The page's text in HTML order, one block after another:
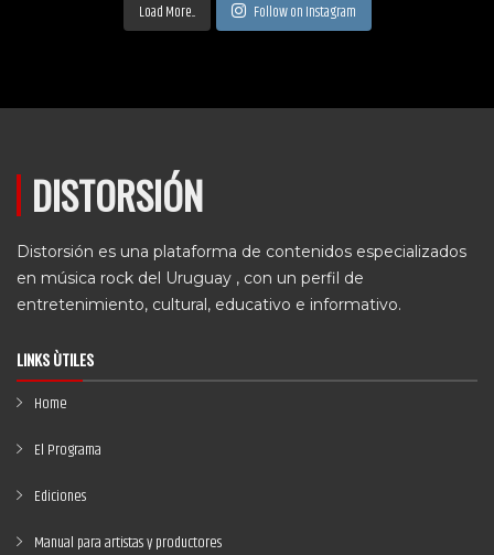
Load More... Follow on Instagram
DISTORSIÓN
Distorsión es una plataforma de contenidos especializados
en música rock del Uruguay , con un perfil de
entretenimiento, cultural, educativo e informativo.
LINKS ÙTILES
Home
El Programa
Ediciones
Manual para artistas y productores